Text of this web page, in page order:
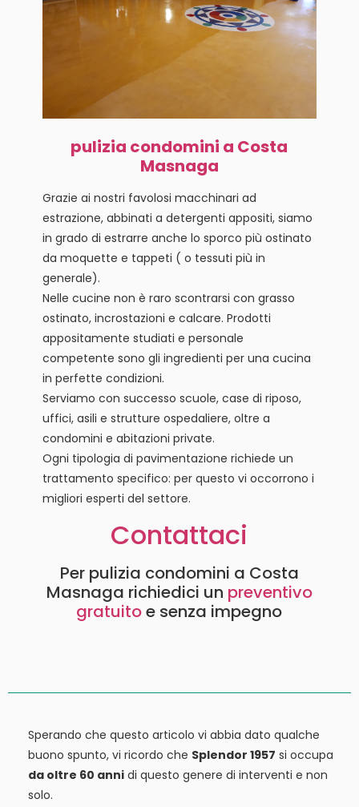
pulizia condomini a Costa
Masnaga
Grazie ai nostri favolosi macchinari ad
estrazione, abbinati a detergenti appositi, siamo
in grado di estrarre anche lo sporco più ostinato
da moquette e tappeti ( o tessuti più in
generale).
Nelle cucine non è raro scontrarsi con grasso
ostinato, incrostazioni e calcare. Prodotti
appositamente studiati e personale
competente sono gli ingredienti per una cucina
in perfette condizioni.
Serviamo con successo scuole, case di riposo,
uffici, asili e strutture ospedaliere, oltre a
condomini e abitazioni private.
Ogni tipologia di pavimentazione richiede un
trattamento specifico: per questo vi occorrono i
migliori esperti del settore.
Contattaci
Per pulizia condomini a Costa
Masnaga richiedici un preventivo
gratuitoe senza impegno
Sperando che questo articolo vi abbia dato qualche
buono spunto, vi ricordo che Splendor 1957 si occupa
da oltre 60 anni di questo genere di interventi e non
solo.